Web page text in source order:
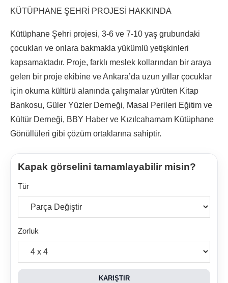
KÜTÜPHANE ŞEHRİ PROJESİ HAKKINDA
Kütüphane Şehri projesi, 3-6 ve 7-10 yaş grubundaki
çocukları ve onlara bakmakla yükümlü yetişkinleri
kapsamaktadır. Proje, farklı meslek kollarından bir araya
gelen bir proje ekibine ve Ankara’da uzun yıllar çocuklar
için okuma kültürü alanında çalışmalar yürüten Kitap
Bankosu, Güler Yüzler Derneği, Masal Perileri Eğitim ve
Kültür Derneği, BBY Haber ve Kızılcahamam Kütüphane
Gönüllüleri gibi çözüm ortaklarına sahiptir.
Kapak görselini tamamlayabilir misin?
Tür
Zorluk
KARIŞTIR